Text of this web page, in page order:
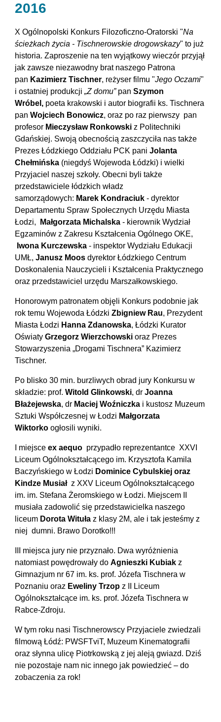
2016
X Ogólnopolski Konkurs Filozoficzno-Oratorski "Na
ścieżkach życia - Tischnerowskie drogowskazy" to już
historia. Zaproszenie na ten wyjątkowy wieczór przyjął
jak zawsze niezawodny brat naszego Patrona
pan Kazimierz Tischner, reżyser filmu "Jego Oczami"
i ostatniej produkcji „Z domu”pan Szymon
Wróbel, poeta krakowski i autor biografii ks. Tischnera
pan Wojciech Bonowicz, oraz po raz pierwszy pan
profesor Mieczysław Ronkowski z Politechniki
Gdańskiej. Swoją obecnością zaszczyciła nas także
Prezes Łódzkiego Oddziału PCK pani Jolanta
Chełmińska (niegdyś Wojewoda Łódzki) i wielki
Przyjaciel naszej szkoły. Obecni byli także
przedstawiciele łódzkich władz
samorządowych: Marek Kondraciuk - dyrektor
Departamentu Spraw Społecznych Urzędu Miasta
Łodzi,
Małgorzata Michalska - kierownik Wydział
Egzaminów z Zakresu Kształcenia Ogólnego OKE,
Iwona Kurczewska - inspektor Wydziału Edukacji
UMŁ, Janusz Moos dyrektor Łódzkiego Centrum
Doskonalenia Nauczycieli i Kształcenia Praktycznego
oraz przedstawiciel urzędu Marszałkowskiego.
Honorowym patronatem objęli Konkurs podobnie jak
rok temu Wojewoda Łódzki Zbigniew Rau, Prezydent
Miasta Łodzi Hanna Zdanowska, Łódzki Kurator
Oświaty Grzegorz Wierzchowski oraz Prezes
Stowarzyszenia „Drogami Tischnera” Kazimierz
Tischner.
Po blisko 30 min. burzliwych obrad jury Konkursu w
składzie: prof. Witold Glinkowski, dr Joanna
Błażejewska, dr Maciej Woźniczka i kustosz Muzeum
Sztuki Współczesnej w Łodzi Małgorzata
Wiktorko ogłosili wyniki.
I miejsce ex aequo przypadło reprezentantce XXVI
Liceum Ogólnokształcącego im. Krzysztofa Kamila
Baczyńskiego w Łodzi Dominice Cybulskiej oraz
Kindze Musiałz XXV Liceum Ogólnokształcącego
im. im. Stefana Żeromskiego w Łodzi. Miejscem II
musiała zadowolić się przedstawicielka naszego
liceum Dorota Wituła z klasy 2M, ale i tak jesteśmy z
niej dumni. Brawo Dorotko!!!
III miejsca jury nie przyznało. Dwa wyróżnienia
natomiast powędrowały do Agnieszki Kubiak z
Gimnazjum nr 67 im. ks. prof. Józefa Tischnera w
Poznaniu oraz Eweliny Trzop z II Liceum
Ogólnokształcące im. ks. prof. Józefa Tischnera w
Rabce-Zdroju.
W tym roku nasi Tischnerowscy Przyjaciele zwiedzali
filmową Łódź: PWSFTviT, Muzeum Kinematografii
oraz słynna ulicę Piotrkowską z jej aleją gwiazd. Dziś
nie pozostaje nam nic innego jak powiedzieć – do
zobaczenia za rok!